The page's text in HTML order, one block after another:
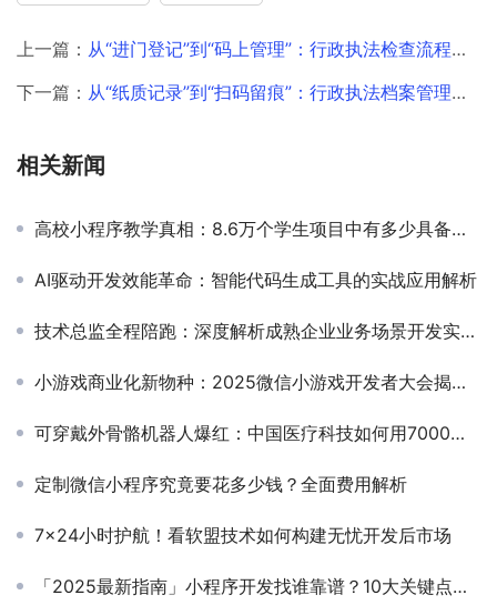
上一篇： 从“进门登记”到“码上管理”：行政执法检查流程的标准化升级
下一篇： 从“纸质记录”到“扫码留痕”：行政执法档案管理的效率提升
相关新闻
高校小程序教学真相：8.6万个学生项目中有多少具备商用潜力？
AI驱动开发效能革命：智能代码生成工具的实战应用解析
技术总监全程陪跑：深度解析成熟企业业务场景开发实战路径
小游戏商业化新物种：2025微信小游戏开发者大会揭晓“广告+内购+NFT”混合变现模型
可穿戴外骨骼机器人爆红：中国医疗科技如何用7000元设备改变全球养老市场？
定制微信小程序究竟要花多少钱？全面费用解析
7×24小时护航！看软盟技术如何构建无忧开发后市场
「2025最新指南」小程序开发找谁靠谱？10大关键点帮你避坑！